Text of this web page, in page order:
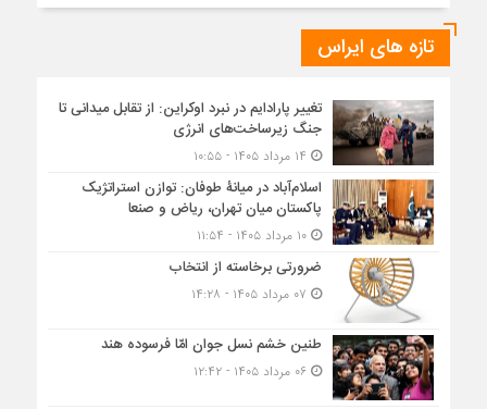
تازه های ایراس
تغییر پارادایم در نبرد اوکراین: از تقابل میدانی تا
جنگ زیرساخت‌های انرژی
اسلام‌آباد در میانۀ طوفان: توازن استراتژیک
پاکستان میان تهران، ریاض و صنعا
۱۰ مرداد ۱۴۰۵ - ۱۱:۵۴
ضرورتی برخاسته از انتخاب
طنین خشم نسل جوان امّا فرسوده هند
۰۶ مرداد ۱۴۰۵ - ۱۲:۴۲